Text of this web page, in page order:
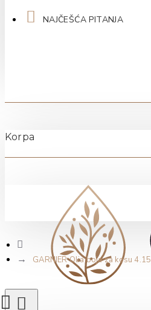
NAJČEŠĆA PITANJA
Korpa
GARNIER Olia boja za kosu 4.15